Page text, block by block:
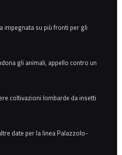
impegnata su più fronti per gli
gli animali, appello contro un
coltivazioni lombarde da insetti
date per la linea Palazzolo-